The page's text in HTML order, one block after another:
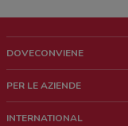
DOVECONVIENE
Chi siamo
PER LE AZIENDE
INTERNATIONAL